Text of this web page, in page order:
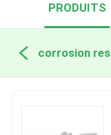
PRODUITS